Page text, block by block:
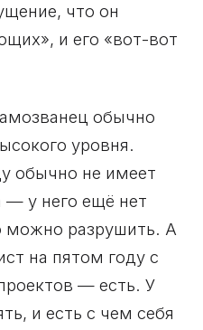
что он
и его «вот-вот
обычно
уровня.
обычно не имеет
у него ещё нет
можно разрушить. А
на пятом году с
— есть. У
и есть с чем себя